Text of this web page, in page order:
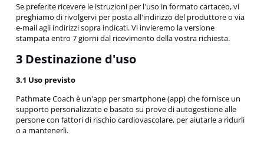
Se preferite ricevere le istruzioni per l'uso in formato cartaceo, vi
preghiamo di rivolgervi per posta all'indirizzo del produttore o via
e-mail agli indirizzi sopra indicati. Vi invieremo la versione
stampata entro 7 giorni dal ricevimento della vostra richiesta.
3 Destinazione d'uso
3.1 Uso previsto
Pathmate Coach è un'app per smartphone (app) che fornisce un
supporto personalizzato e basato su prove di autogestione alle
persone con fattori di rischio cardiovascolare, per aiutarle a ridurli
o a mantenerli.